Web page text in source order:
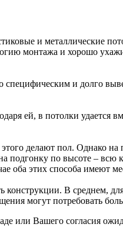
и металлические
монтажа и хорошо
специфическим и долго
ей, в потолки удается
делают пол. Однако
подгонку по высоте – всю
оба этих способа имеют
конструкции. В среднем,
могут потребовать
или Вашего согласия